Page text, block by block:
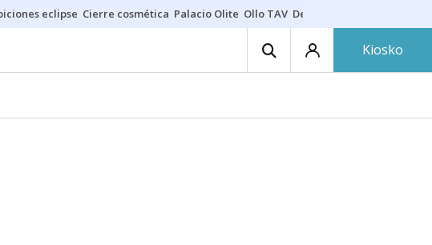
eclipse Cierre cosmética Palacio Olite Ollo TAV Derrama vecinos
Kiosko